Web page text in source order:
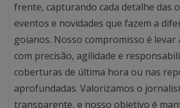
frente, capturando cada detalhe das
eventos e novidades que fazem a
goianos. Nosso compromisso é levar
com precisão, agilidade e
coberturas de última hora ou nas
aprofundadas. Valorizamos o
transparente, e nosso objetivo é